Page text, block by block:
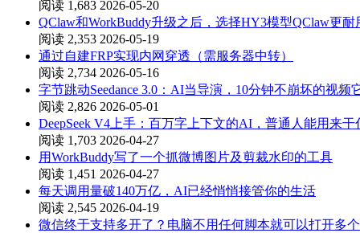
阅读 1,683 2026-05-20
QClaw和WorkBuddy升级之后，选择HY3模型QClaw更耐
阅读 2,353 2026-05-19
通过自建FRP实现内网穿透（需服务器中转）
阅读 2,734 2026-05-16
字节跳动Seedance 3.0：AI当导演，10分钟不崩坏的视频
阅读 2,826 2026-05-01
DeepSeek V4上手：百万字上下文的AI，普通人能用来干
阅读 1,703 2026-04-27
用WorkBuddy写了一个抓微博图片及剪裁水印的工具
阅读 1,451 2026-04-27
每天调用量破140万亿，AI已经悄悄接管你的生活
阅读 2,545 2026-04-19
微信终于支持多开了？电脑不用任何脚本就可以打开多